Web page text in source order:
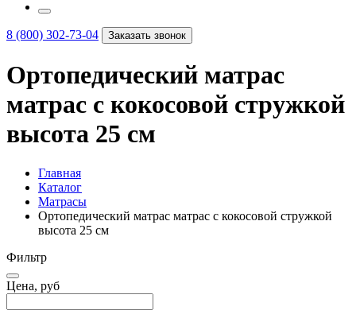
8 (800) 302-73-04 Заказать звонок
Ортопедический матрас
матрас с кокосовой стружкой
высота 25 см
Главная
Каталог
Матрасы
Ортопедический матрас матрас с кокосовой стружкой
высота 25 см
Фильтр
Цена, руб